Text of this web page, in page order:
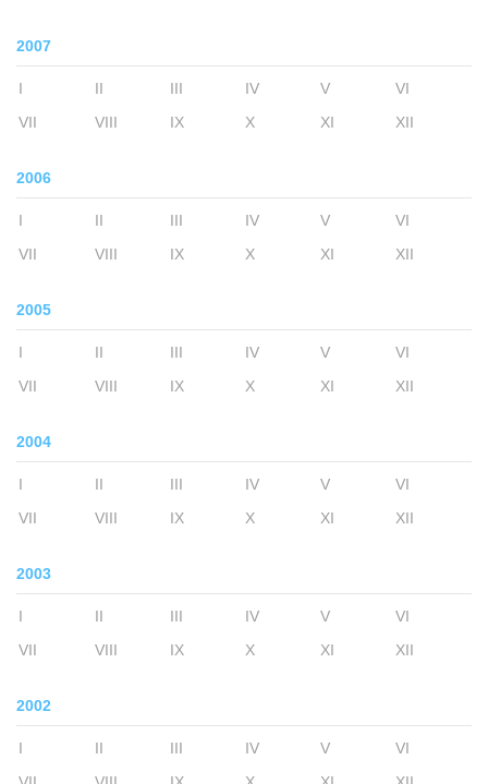
2007
I II III IV V
VI
VII
VIII IX X XI XII
2006
I II III IV V
VI
VII
VIII IX X XI XII
2005
I II III IV V
VI
VII
VIII IX X XI XII
2004
I II III IV V
VI
VII
VIII IX X XI XII
2003
I II III IV V
VI
VII
VIII IX X XI XII
2002
I II III IV V
VI